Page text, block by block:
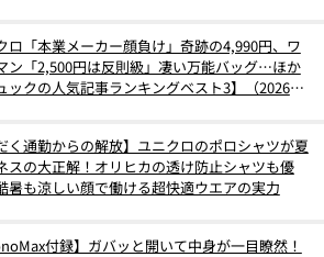
ロ「本業メーカー顔負け」奇跡の4,990円、ワ
ン「2,500円は反則級」凄い万能バッグ…ほか
ックの人気記事ランキングベスト3】（2026年
く通勤からの解放】ユニクロのポロシャツが夏
スの大正解！オリヒカの透け防止シャツも優
暑も涼しい顔で働ける超快適ウエアの実力
付録】ガバッと開いて中身が一目瞭然！